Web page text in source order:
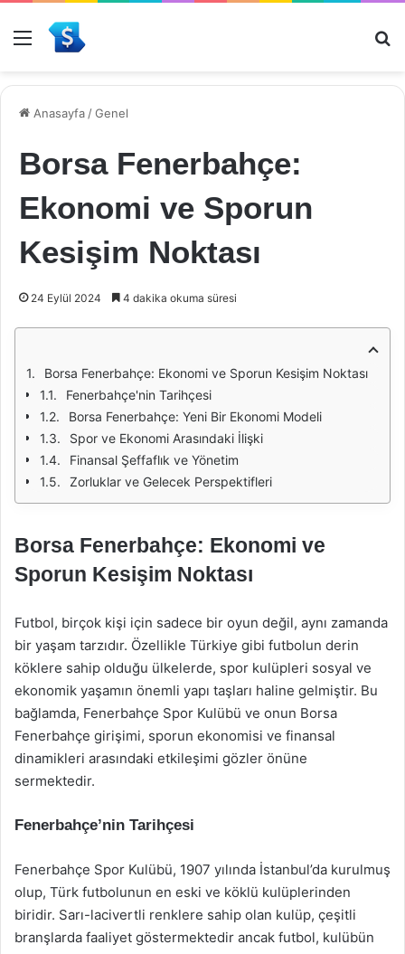
Menü
Anasayfa /Genel
Borsa Fenerbahçe:
Ekonomi ve Sporun
Kesişim Noktası
24 Eylül 2024 4 dakika okuma süresi
Borsa Fenerbahçe: Ekonomi ve Sporun Kesişim Noktası
Fenerbahçe'nin Tarihçesi
Borsa Fenerbahçe: Yeni Bir Ekonomi Modeli
Spor ve Ekonomi Arasındaki İlişki
Finansal Şeffaflık ve Yönetim
Zorluklar ve Gelecek Perspektifleri
Borsa Fenerbahçe: Ekonomi ve
Sporun Kesişim Noktası
Futbol, birçok kişi için sadece bir oyun değil, aynı zamanda
bir yaşam tarzıdır. Özellikle Türkiye gibi futbolun derin
köklere sahip olduğu ülkelerde, spor kulüpleri sosyal ve
ekonomik yaşamın önemli yapı taşları haline gelmiştir. Bu
bağlamda, Fenerbahçe Spor Kulübü ve onun Borsa
Fenerbahçe girişimi, sporun ekonomisi ve finansal
dinamikleri arasındaki etkileşimi gözler önüne
sermektedir.
Fenerbahçe’nin Tarihçesi
Fenerbahçe Spor Kulübü, 1907 yılında İstanbul’da kurulmuş
olup, Türk futbolunun en eski ve köklü kulüplerinden
biridir. Sarı-lacivertli renklere sahip olan kulüp, çeşitli
branşlarda faaliyet göstermektedir ancak futbol, kulübün